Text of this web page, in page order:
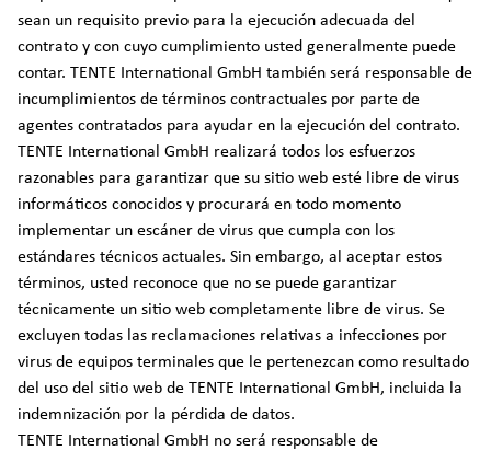
sean un requisito previo para la ejecución adecuada del
contrato y con cuyo cumplimiento usted generalmente puede
contar. TENTE International GmbH también será responsable de
incumplimientos de términos contractuales por parte de
agentes contratados para ayudar en la ejecución del contrato.
TENTE International GmbH realizará todos los esfuerzos
razonables para garantizar que su sitio web esté libre de virus
informáticos conocidos y procurará en todo momento
implementar un escáner de virus que cumpla con los
estándares técnicos actuales. Sin embargo, al aceptar estos
términos, usted reconoce que no se puede garantizar
técnicamente un sitio web completamente libre de virus. Se
excluyen todas las reclamaciones relativas a infecciones por
virus de equipos terminales que le pertenezcan como resultado
del uso del sitio web de TENTE International GmbH, incluida la
indemnización por la pérdida de datos.
TENTE International GmbH no será responsable de